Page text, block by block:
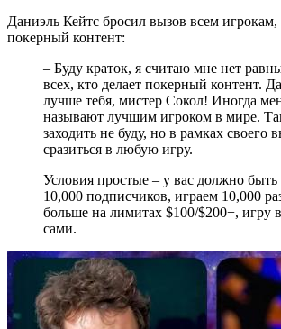
Даниэль Кейтс бросил вызов всем игрокам,
покерный контент:
– Буду краток, я считаю мне нет
всех, кто делает покерный контент.
лучше тебя, мистер Сокол! Иногда
называют лучшим игроком в мире.
заходить не буду, но в рамках своего
сразиться в любую игру.
Условия простые – у вас должно
10,000 подписчиков, играем 10,000
больше на лимитах $100/$200+, игру
сами.